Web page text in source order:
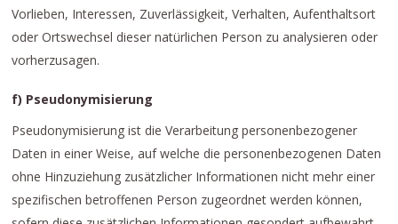
Vorlieben, Interessen, Zuverlässigkeit, Verhalten, Aufenthaltsort
oder Ortswechsel dieser natürlichen Person zu analysieren oder
vorherzusagen.
f) Pseudonymisierung
Pseudonymisierung ist die Verarbeitung personenbezogener
Daten in einer Weise, auf welche die personenbezogenen Daten
ohne Hinzuziehung zusätzlicher Informationen nicht mehr einer
spezifischen betroffenen Person zugeordnet werden können,